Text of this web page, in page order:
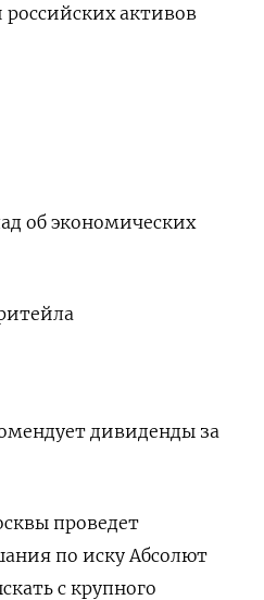
активов
об экономических
дивиденды за
проведет
по иску Абсолют
с крупного